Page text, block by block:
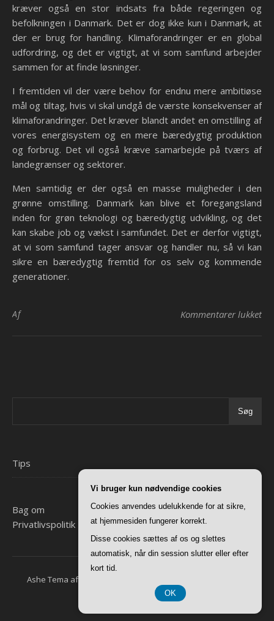
kræver også en stor indsats fra både regeringen og
befolkningen i Danmark. Det er dog ikke kun i Danmark, at
der er brug for handling. Klimaforandringer er en global
udfordring, og det er vigtigt, at vi som samfund arbejder
sammen for at finde løsninger.
I fremtiden vil der være behov for endnu mere ambitiøse
mål og tiltag, hvis vi skal undgå de værste konsekvenser af
klimaforandringer. Det kræver blandt andet en omstilling af
vores energisystem og en mere bæredygtig produktion
og forbrug. Det vil også kræve samarbejde på tværs af
landegrænser og sektorer.
Men samtidig er der også en masse muligheder i den
grønne omstilling. Danmark kan blive et foregangsland
inden for grøn teknologi og bæredygtig udvikling, og det
kan skabe job og vækst i samfundet. Det er derfor vigtigt,
at vi som samfund tager ansvar og handler nu, så vi kan
sikre en bæredygtig fremtid for os selv og kommende
generationer.
Af Kommentarer lukkettil
Søg
Tips
Bag om
Privatlivspolitik
Ashe Tema af
Vi bruger kun nødvendige cookies
Cookies anvendes udelukkende for at sikre,
at hjemmesiden fungerer korrekt.
Disse cookies sættes af os og slettes
automatisk, når din session slutter eller efter
kort tid.
OK